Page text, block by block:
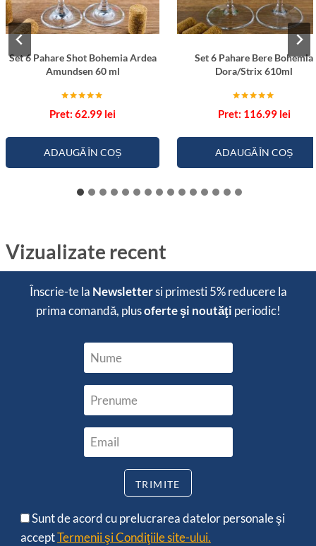
Set 6 Pahare Shot Bohemia Ardea
Amundsen 60 ml
5.00
62.99 lei
ADAUGĂ ÎN COȘ
Set 6 Pahare Bere Bohemia
Dora/Strix 610ml
5.00
116.99 lei
ADAUGĂ ÎN COȘ
Vizualizate recent
Înscrie-te la Newslettersi primesti5% reducerela
prima comandă, plusoferte şi noutăţi periodic!
Sunt de acord cu prelucrarea datelor personale şi
acceptTermenii şi Condiţiile site-ului.